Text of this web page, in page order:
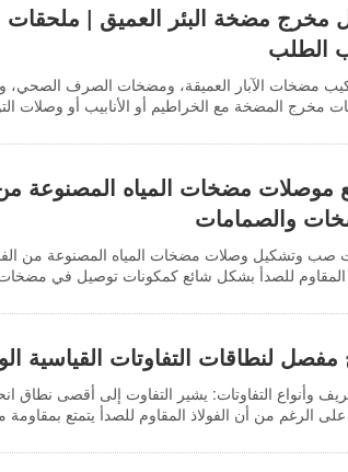
مخرج مضخة البئر العميق | ملحقات
الطلب
مضخات الآبار العميقة، ومضخات الصرف
مخرج المضخة مع الخراطيم أو الأنابيب أو وصلات
موصلات مضخات المياه المصنوعة
والصمامات
صب وتشكيل وصلات مضخات المياه المصنوعة من
المقاوم للصدأ بشكل شائع كمكونات توصيل في
لنطاقات التفاوتات القياسية
وأنواع التفاوتات: يشير التفاوت إلى أقصى
الرغم من أن الفولاذ المقاوم للصدأ يتمتع بمقاومة
التفاوتات العادية هي تلك التي لا توجد لها مواصفات